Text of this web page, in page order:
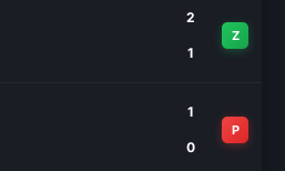
2
1
Z
1
0
P